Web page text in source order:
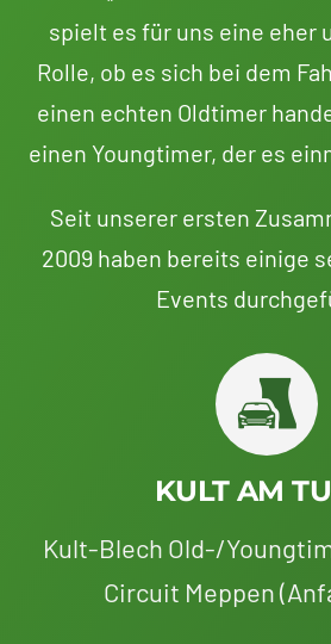
spielt es für uns eine eher
Rolle, ob es sich bei dem
einen echten Oldtimer
einen Youngtimer, der es
Seit unserer ersten
2009 haben bereits einige
Events
KULT AM
Kult-Blech Old-/
Circuit Meppen